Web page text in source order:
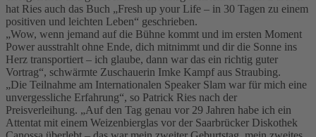
hat Ries auch das Buch „Fresh up your Life – in 30 Tagen zu einem
positiven und leichten Leben“ geschrieben.
„Wow, wenn jemand auf die Bühne kommt und im ersten Moment
Power ausstrahlt ohne Ende, dich mitnimmt und dir die Sonne ins
Herz transportiert – ich glaube, dann war das ein richtig guter
Vortrag“, schwärmte Zuschauerin Imke Kampf aus Straubing.
„Die Teilnahme am Internationalen Speaker Slam war für mich eine
unvergessliche Erfahrung“, so Patrick Ries nach der
Preisverleihung. „Auf den Tag genau vor 29 Jahren habe ich ein
Attentat mit einem Weizenbierglas vor der Saarbrücker Diskothek